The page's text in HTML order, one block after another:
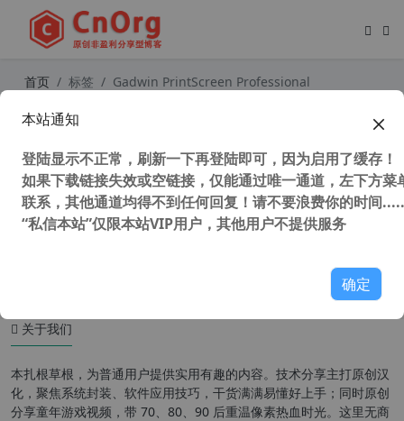
首页 标签 Gadwin PrintScreen Professional
最强截图神器FastStone Capture (屏
7 汉化注册版
关于我们
本扎根草根，为普通用户提供实用有趣的内容。技术分享主打原创汉
化，聚焦系统封装、软件应用技巧，干货满满易懂好上手；同时原创
分享童年游戏视频，带 70、80、90 后重温像素热血时光。这里无商
本站通知
登陆显示不正常，刷新一下再登陆即可，因为启用了缓存！
如果下载链接失效或空链接，仅能通过唯一通道，左下方菜
联系，其他通道均得不到任何回复！请不要浪费你的时间
“私信本站”仅限本站VIP用户，其他用户不提供服务
确定